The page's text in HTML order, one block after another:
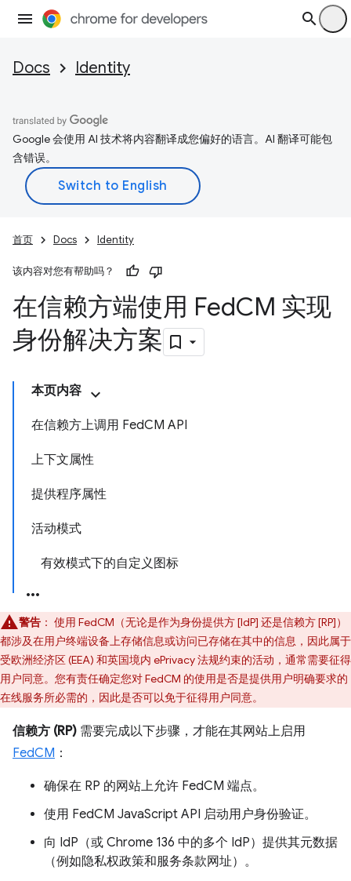
Docs Identity
Google 会使用 AI 技术将内容翻译成您偏好的语言。AI 翻译可能包
含错误。
首页 Docs Identity
该内容对您有帮助吗？
在信赖方端使用 FedCM 实现
身份解决方案
本页内容
在信赖方上调用 FedCM API
上下文属性
提供程序属性
活动模式
有效模式下的自定义图标
警告 ： 使用 FedCM（无论是作为身份提供方 [IdP] 还是信赖方 [RP]）
都涉及在用户终端设备上存储信息或访问已存储在其中的信息，因此属于
受欧洲经济区 (EEA) 和英国境内 ePrivacy 法规约束的活动，通常需要征得
用户同意。您有责任确定您对 FedCM 的使用是否是提供用户明确要求的
在线服务所必需的，因此是否可以免于征得用户同意。
信赖方 (RP) 需要完成以下步骤，才能在其网站上启用
FedCM ：
确保在 RP 的网站上允许 FedCM 端点。
使用 FedCM JavaScript API 启动用户身份验证。
向 IdP（或 Chrome 136 中的多个 IdP）提供其元数据
（例如隐私权政策和服务条款网址）。